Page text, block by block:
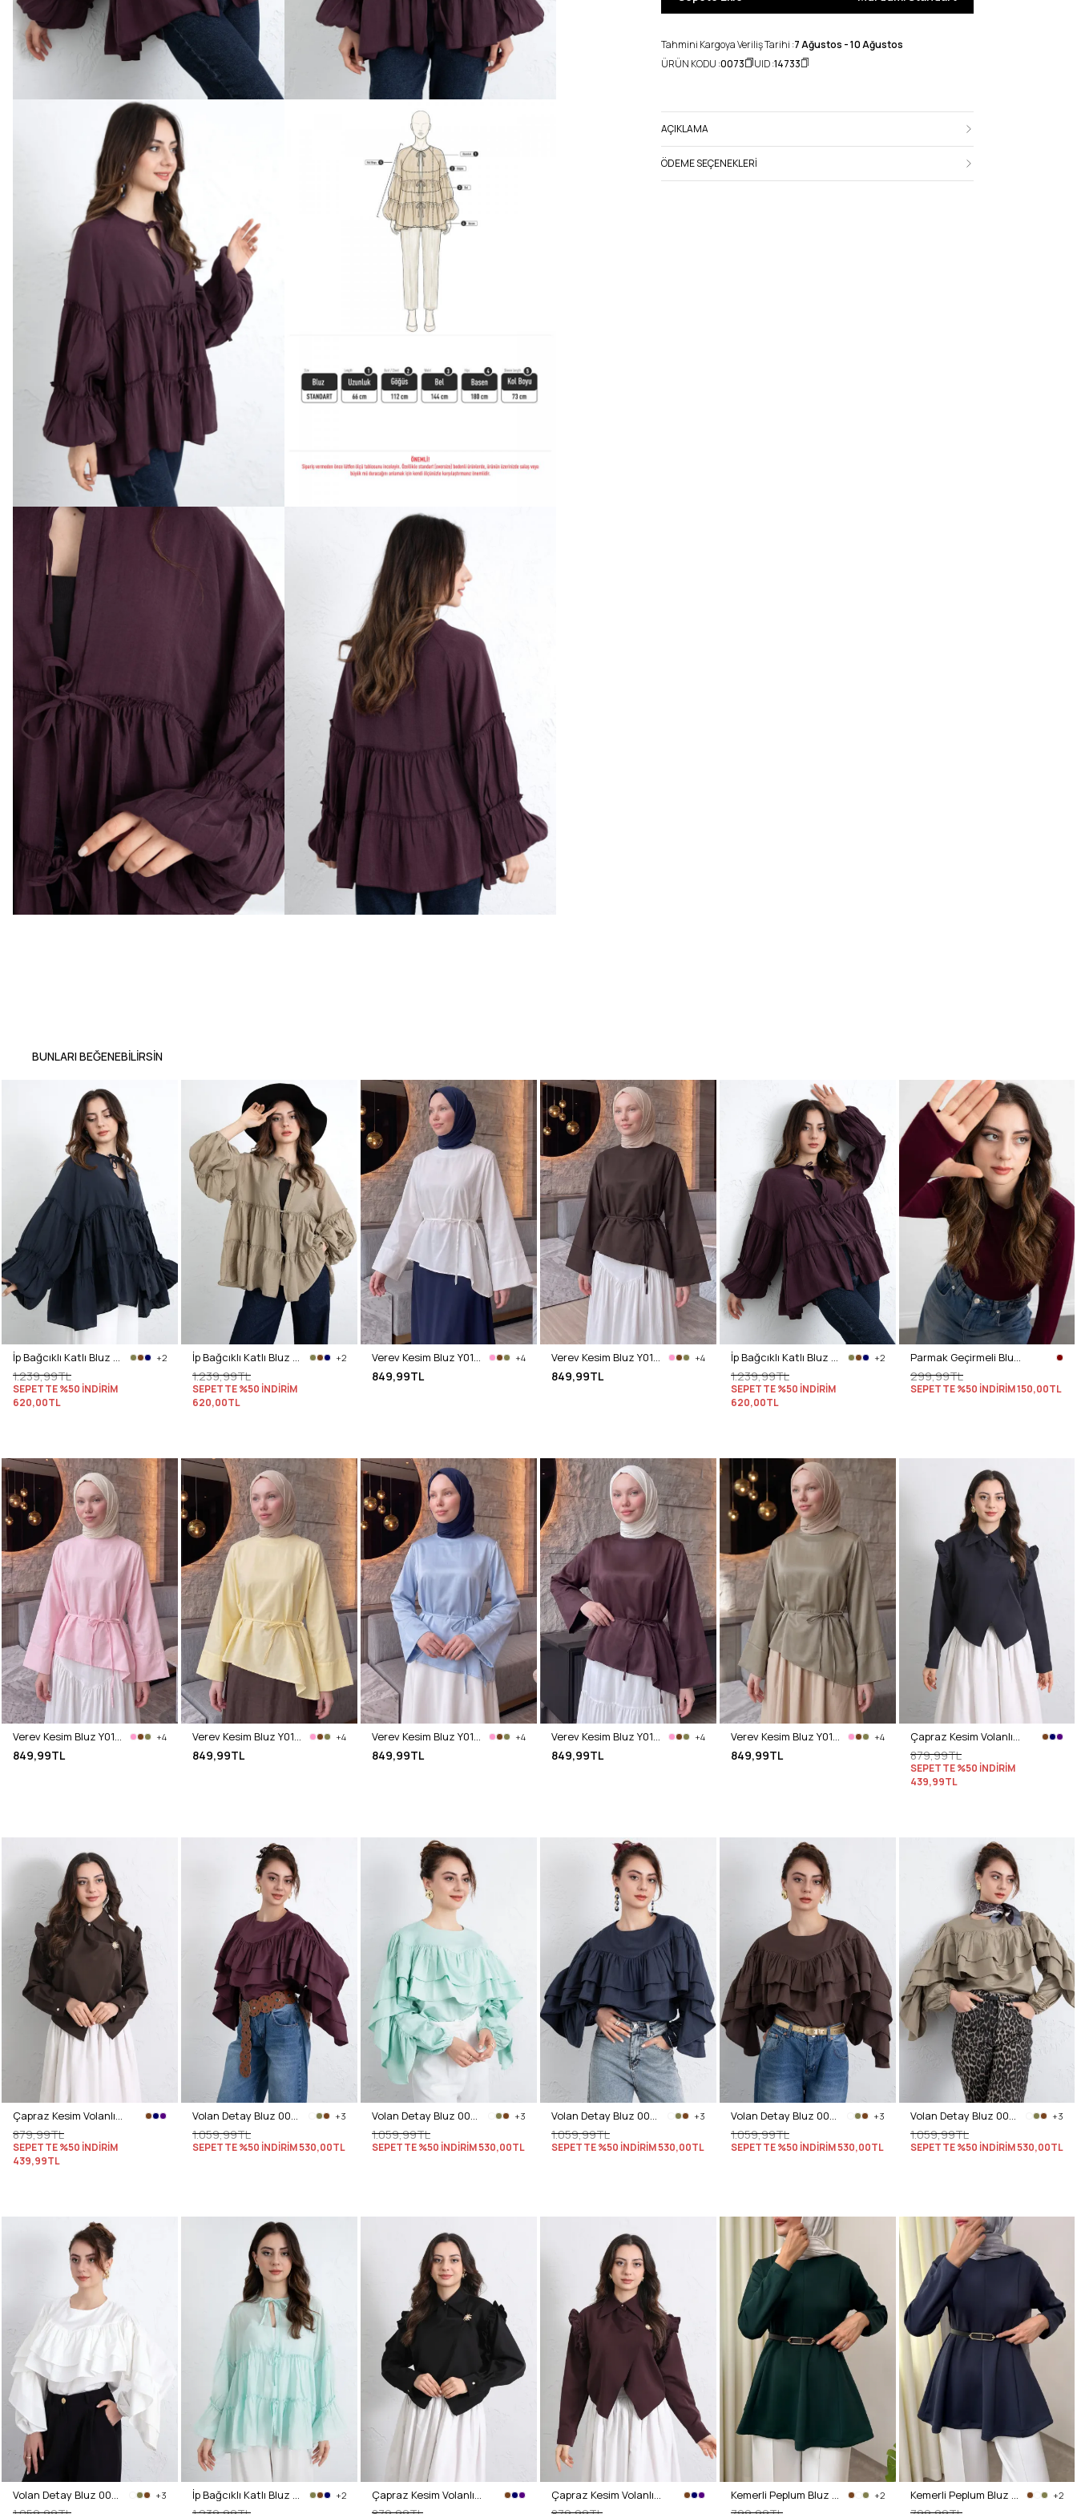
Tahmini Kargoya Veriliş Tarihi :7 Ağustos - 10 Ağustos
ÜRÜN KODU :0073 UID :14733
AÇIKLAMA
ÖDEME SEÇENEKLERI
BUNLARI BEĞENEBILIRSIN
İp Bağcıklı Katlı Bluz 0073 - LACİVERT +2
1.239,99TL
SEPETTE %50 İNDİRİM
620,00TL
İp Bağcıklı Katlı Bluz 0073 - HAKİ +2
1.239,99TL
SEPETTE %50 İNDİRİM
620,00TL
Verev Kesim Bluz Y0160 - BEYAZ +4
849,99TL
Verev Kesim Bluz Y0160 - ACI KAHVE +4
849,99TL
İp Bağcıklı Katlı Bluz 0073 - MÜRDÜM +2
1.239,99TL
SEPETTE %50 İNDİRİM
620,00TL
Parmak Geçirmeli Bluz Y2044 - BORDO
299,99TL
SEPETTE %50 İNDİRİM150,00TL
Verev Kesim Bluz Y0160 - AÇIK PEMBE +4
849,99TL
Verev Kesim Bluz Y0160 - SARI +4
849,99TL
Verev Kesim Bluz Y0160 - BEBE MAVİSİ +4
849,99TL
Verev Kesim Bluz Y0160 - MÜRDÜM +4
849,99TL
Verev Kesim Bluz Y0160 - HAKİ +4
849,99TL
Çapraz Kesim Volanlı Bluz Y0070 - LACİVERT
879,99TL
SEPETTE %50 İNDİRİM
439,99TL
Çapraz Kesim Volanlı Bluz Y0070 - KAHVERENGİ
879,99TL
SEPETTE %50 İNDİRİM
439,99TL
Volan Detay Bluz 0087 - MÜRDÜM +3
1.059,99TL
SEPETTE %50 İNDİRİM530,00TL
Volan Detay Bluz 0087 - MİNT YEŞİLİ +3
1.059,99TL
SEPETTE %50 İNDİRİM530,00TL
Volan Detay Bluz 0087 - LACİVERT +3
1.059,99TL
SEPETTE %50 İNDİRİM530,00TL
Volan Detay Bluz 0087 - KAHVERENGİ +3
1.059,99TL
SEPETTE %50 İNDİRİM530,00TL
Volan Detay Bluz 0087 - HAKİ +3
1.059,99TL
SEPETTE %50 İNDİRİM530,00TL
Volan Detay Bluz 0087 - BEYAZ +3 İp Bağcıklı Katlı Bluz 0073 - MİNT YEŞİLİ +2 Çapraz Kesim Volanlı Bluz Y0070 - SİYAH Çapraz Kesim Volanlı Bluz Y0070 - MÜRDÜM Kemerli Peplum Bluz 0040 - ZÜMRÜT YEŞİLİ +2 Kemerli Peplum Bluz 0040 - LACİVERT +2